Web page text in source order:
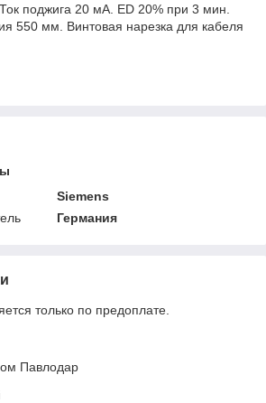
поджига 20 мА. ED 20% при 3 мин.
550 мм. Винтовая нарезка для кабеля
Siemens
Германия
только по предоплате.
Павлодар